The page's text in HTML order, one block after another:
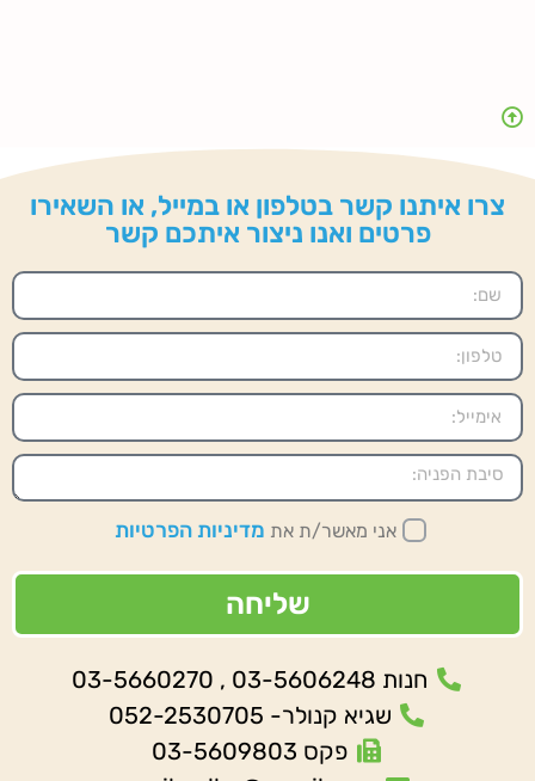
צרו איתנו קשר בטלפון או במייל, או השאירו
פרטים ואנו ניצור איתכם קשר
אני מאשר/ת את מדיניות הפרטיות
שליחה
חנות 03-5606248 , 03-5660270
שגיא קנולר- 052-2530705
פקס 03-5609803